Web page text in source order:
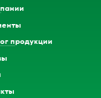
продукции